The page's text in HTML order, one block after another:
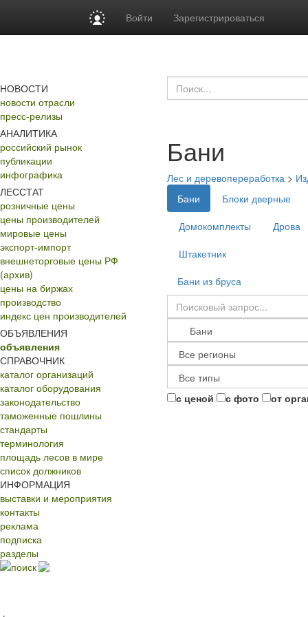
Войти Зарегистрироваться
НОВОСТИ
новости отрасли
пресс-релизы
АНАЛИТИКА
российский рынок
публикации
инфографика
ЛЕССТАТ
розничные цены
цены производителей
мировые цены
экспорт-импорт
внешнеторговые цены РФ
(архив)
цены на биржах
производство
индекс цен производителей
ОБЪЯВЛЕНИЯ
объявления
СПРАВОЧНИК
каталог организаций
каталог оборудования
законодательство
таможенные пошлины
стандарты
терминология
площадь лесов в мире
список должников
ИНФОРМАЦИЯ
выставки и мероприятия
контакты
реклама
подписка
разделы
поиск
Бани
Лес и деревопереработка >
Бани
Блоки дверные
Домокомплекты
Дрова
Штакетник
Бани из бруса
с ценой с фото от